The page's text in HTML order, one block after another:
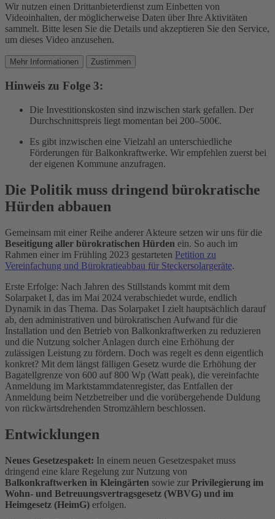
Wir nutzen einen Drittanbieterdienst zum Einbetten von
Videoinhalten, der möglicherweise Daten über Ihre Aktivitäten
sammelt. Bitte lesen Sie die Details und akzeptieren Sie den Service,
um dieses Video anzusehen.
Mehr Informationen Zustimmen
Hinweis zu Folge 3:
Die Investitionskosten sind inzwischen stark gefallen. Der
Durchschnittspreis liegt momentan bei 200–500€.
Es gibt inzwischen eine Vielzahl an unterschiedliche
Förderungen für Balkonkraftwerke. Wir empfehlen zuerst bei
der eigenen Kommune anzufragen.
Die Politik muss dringend bürokratische
Hürden abbauen
Gemeinsam mit einer Reihe anderer Akteure setzen wir uns für die
Beseitigung aller bürokratischen Hürden ein. So auch im
Rahmen einer im Frühling 2023 gestarteten Petition zu
Vereinfachung und Bürokratieabbau für Steckersolargeräte.
Erste Erfolge: Nach Jahren des Stillstands kommt mit dem
Solarpaket I, das im Mai 2024 verabschiedet wurde, endlich
Dynamik in das Thema. Das Solarpaket I zielt hauptsächlich darauf
ab, den administrativen und bürokratischen Aufwand für die
Installation und den Betrieb von Balkonkraftwerken zu reduzieren
und die Nutzung solcher Anlagen durch eine Erhöhung der
zulässigen Leistung zu fördern. Doch was regelt es denn eigentlich
konkret? Mit dem längst fälligen Gesetz wurde die Erhöhung der
Bagatellgrenze von 600 auf 800 Wp (Watt peak), die vereinfachte
Anmeldung im Marktstammdatenregister, das Entfallen der
Anmeldung beim Netzbetreiber und die vorübergehende Duldung
von rückwärtsdrehenden Stromzählern beschlossen.
Entwicklungen
Neues Gesetzespaket: In einem neuen Gesetzespaket muss
dringend eine klare Regelung zur Nutzung von
Balkonkraftwerken in Kleingärten sowie zur Privilegierung im
Wohn- und Betreuungsvertragsgesetz (WBVG) und im
Heimgesetz (HeimG) erfolgen.